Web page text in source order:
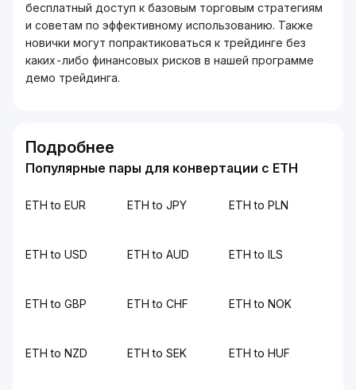
бесплатный доступ к базовым торговым стратегиям
и советам по эффективному использованию. Также
новички могут попрактиковаться к трейдинге без
каких-либо финансовых рисков в нашей программе
демо трейдинга.
Подробнее
Популярные пары для конвертации с ETH
ETH to EUR ETH to JPY ETH to PLN
ETH to USD ETH to AUD ETH to ILS
ETH to GBP ETH to CHF ETH to NOK
ETH to NZD ETH to SEK ETH to HUF